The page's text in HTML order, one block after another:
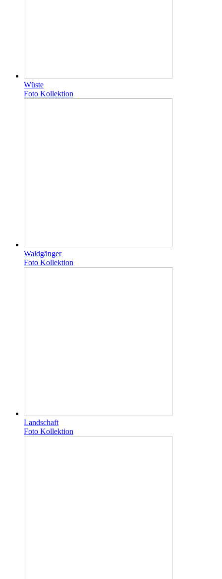
Wüste
Foto Kollektion
Waldgänger
Foto Kollektion
Landschaft
Foto Kollektion